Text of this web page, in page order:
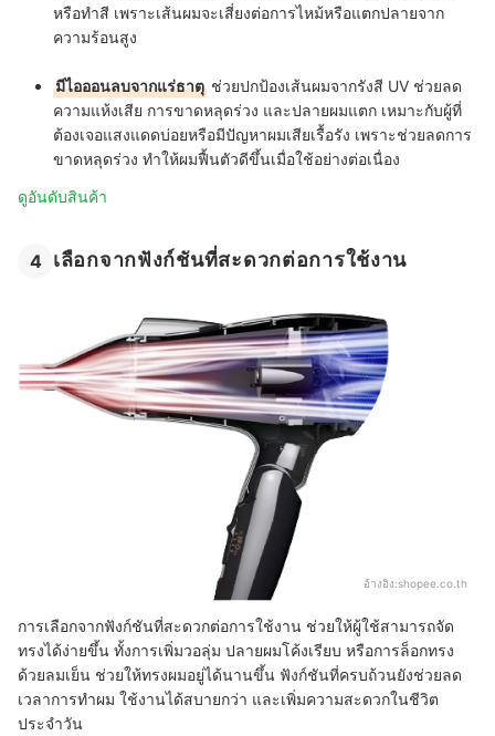
หรือทำสี เพราะเส้นผมจะเสี่ยงต่อการไหม้หรือแตกปลายจาก
ความร้อนสูง
มีไอออนลบจากแร่ธาตุ ช่วยปกป้องเส้นผมจากรังสี UV ช่วยลด
ความแห้งเสีย การขาดหลุดร่วง และปลายผมแตก เหมาะกับผู้ที่
ต้องเจอแสงแดดบ่อยหรือมีปัญหาผมเสียเรื้อรัง เพราะช่วยลดการ
ขาดหลุดร่วง ทำให้ผมฟื้นตัวดีขึ้นเมื่อใช้อย่างต่อเนื่อง
ดูอันดับสินค้า
4 เลือกจากฟังก์ชันที่สะดวกต่อการใช้งาน
อ้างอิง:shopee.co.th
การเลือกจากฟังก์ชันที่สะดวกต่อการใช้งาน ช่วยให้ผู้ใช้สามารถจัด
ทรงได้ง่ายขึ้น ทั้งการเพิ่มวอลุ่ม ปลายผมโค้งเรียบ หรือการล็อกทรง
ด้วยลมเย็น ช่วยให้ทรงผมอยู่ได้นานขึ้น ฟังก์ชันที่ครบถ้วนยังช่วยลด
เวลาการทำผม ใช้งานได้สบายกว่า และเพิ่มความสะดวกในชีวิต
ประจำวัน